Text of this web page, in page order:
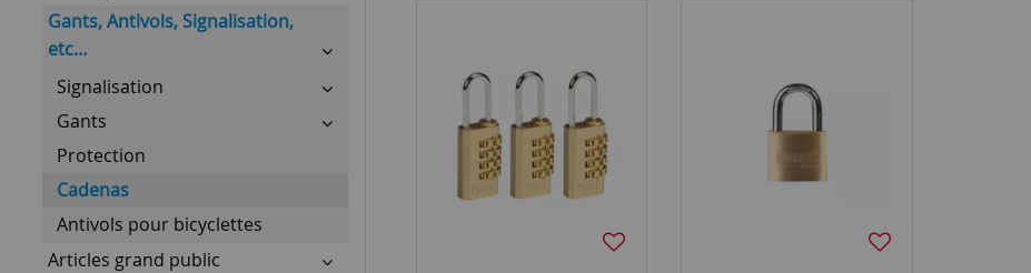
Gants, Antivols, Signalisation,
etc…
Signalisation
Gants
Protection
Cadenas
Antivols pour bicyclettes
Articles grand public